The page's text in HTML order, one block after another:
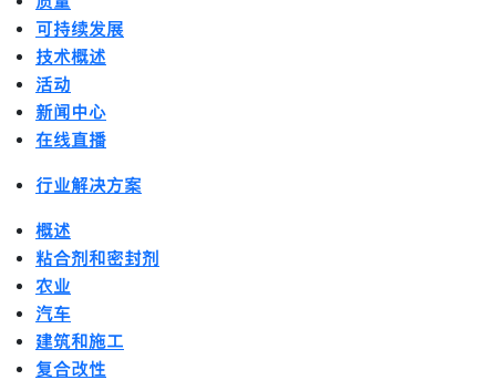
可持续发展
技术概述
活动
新闻中心
在线直播
行业解决方案
概述
粘合剂和密封剂
农业
汽车
建筑和施工
复合改性